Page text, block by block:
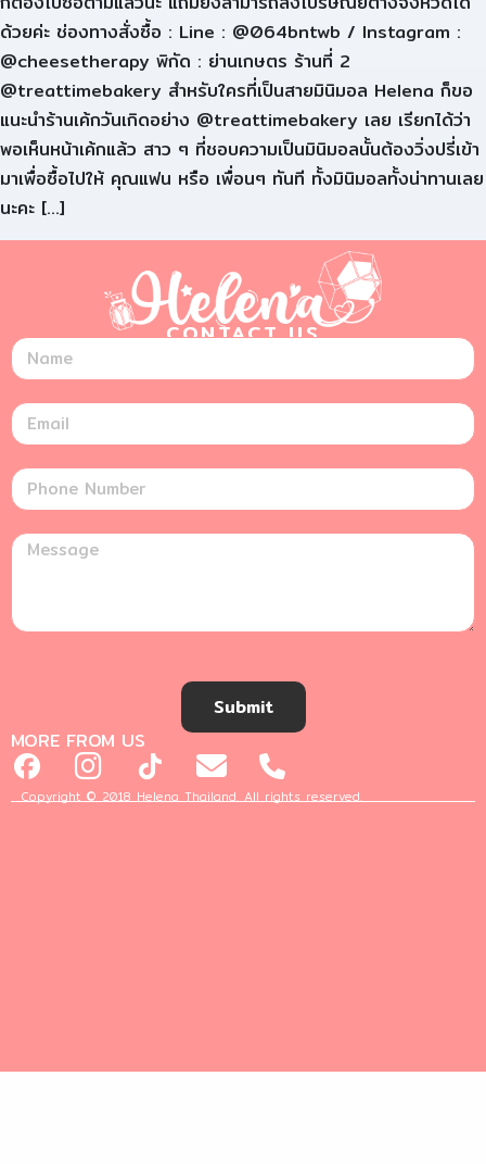
ด้วยค่ะ ช่องทางสั่งซื้อ : Line : @064bntwb / Instagram :
@cheesetherapy พิกัด : ย่านเกษตร ร้านที่ 2
@treattimebakery สำหรับใครที่เป็นสายมินิมอล Helena ก็ขอ
แนะนำร้านเค้กวันเกิดอย่าง @treattimebakery เลย เรียกได้ว่า
พอเห็นหน้าเค้กแล้ว สาว ๆ ที่ชอบความเป็นมินิมอลนั้นต้องวิ่งปรี่เข้า
มาเพื่อซื้อไปให้ คุณแฟน หรือ เพื่อนๆ ทันที ทั้งมินิมอลทั้งน่าทานเลย
นะคะ […]
CONTACT US
Submit
MORE FROM US
Copyright © 2018 Helena Thailand. All rights reserved.